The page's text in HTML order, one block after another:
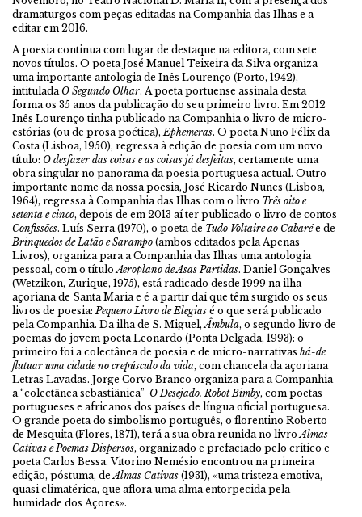
dramaturgos com peças editadas na Companhia das Ilhas e a
editar em 2016.
A poesia continua com lugar de destaque na editora, com sete
novos títulos. O poeta José Manuel Teixeira da Silva organiza
uma importante antologia de Inês Lourenço (Porto, 1942),
intitulada O Segundo Olhar. A poeta portuense assinala desta
forma os 35 anos da publicação do seu primeiro livro. Em 2012
Inês Lourenço tinha publicado na Companhia o livro de micro-
estórias (ou de prosa poética), Ephemeras. O poeta Nuno Félix da
Costa (Lisboa, 1950), regressa à edição de poesia com um novo
título: O desfazer das coisas e as coisas já desfeitas, certamente uma
obra singular no panorama da poesia portuguesa actual. Outro
importante nome da nossa poesia, José Ricardo Nunes (Lisboa,
1964), regressa à Companhia das Ilhas com o livro Três oito e
setenta e cinco, depois de em 2013 aí ter publicado o livro de contos
Confissões. Luís Serra (1970), o poeta de Tudo Voltaire ao Cabarée de
Brinquedos de Latão e Sarampo (ambos editados pela Apenas
Livros), organiza para a Companhia das Ilhas uma antologia
pessoal, com o título Aeroplano de Asas Partidas. Daniel Gonçalves
(Wetzikon, Zurique, 1975), está radicado desde 1999 na ilha
açoriana de Santa Maria e é a partir daí que têm surgido os seus
livros de poesia: Pequeno Livro de Elegias é o que será publicado
pela Companhia. Da ilha de S. Miguel, Âmbula, o segundo livro de
poemas do jovem poeta Leonardo (Ponta Delgada, 1993): o
primeiro foi a colectânea de poesia e de micro-narrativas há-de
flutuar uma cidade no crepúsculo da vida, com chancela da açoriana
Letras Lavadas. Jorge Corvo Branco organiza para a Companhia
a “colectânea sebastiânica” O Desejado. Robot Bimby, com poetas
portugueses e africanos dos países de língua oficial portuguesa.
O grande poeta do simbolismo português, o florentino Roberto
de Mesquita (Flores, 1871), terá a sua obra reunida no livro Almas
Cativas e Poemas Dispersos, organizado e prefaciado pelo crítico e
poeta Carlos Bessa. Vitorino Nemésio encontrou na primeira
edição, póstuma, de Almas Cativas (1931), «uma tristeza emotiva,
quasi climatérica, que aflora uma alma entorpecida pela
humidade dos Açores».